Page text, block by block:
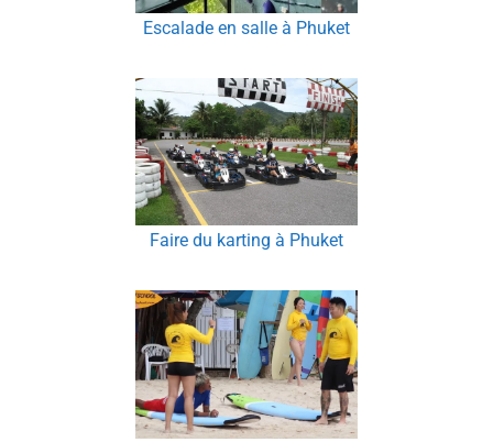
Escalade en salle à Phuket
Faire du karting à Phuket